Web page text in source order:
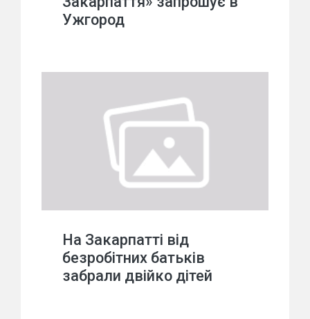
Ужгород
На Закарпатті від
безробітних батьків
забрали двійко дітей